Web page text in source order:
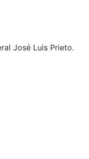
José Luis Prieto.